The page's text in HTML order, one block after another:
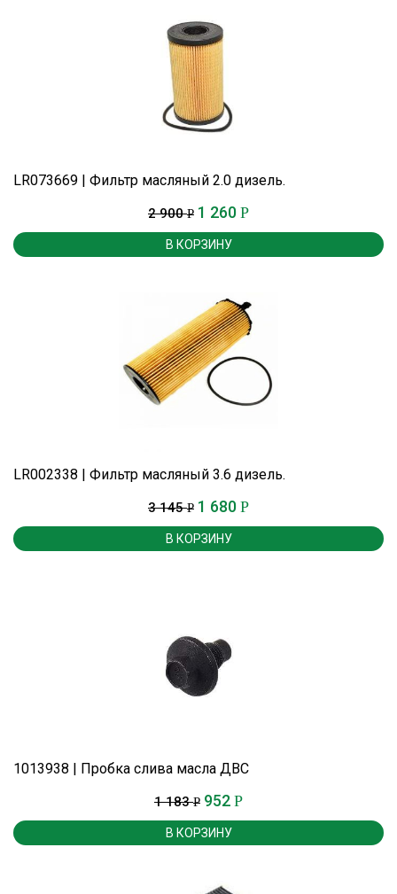
LR073669 | Фильтр масляный 2.0 дизель.
2 900Р 1 260 Р
В КОРЗИНУ
LR002338 | Фильтр масляный 3.6 дизель.
3 145Р 1 680 Р
В КОРЗИНУ
1013938 | Пробка слива масла ДВС
1 183Р 952 Р
В КОРЗИНУ